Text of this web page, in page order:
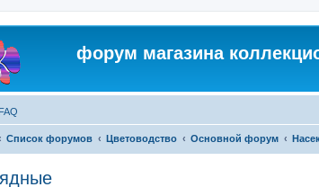
форум магазина
FAQ
Список форумов Цветоводство Основной форум